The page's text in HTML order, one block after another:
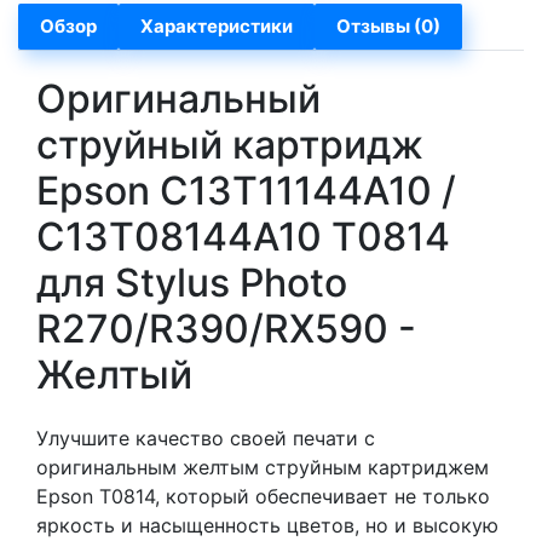
Обзор Характеристики Отзывы (0)
Оригинальный
струйный картридж
Epson C13T11144A10 /
C13T08144A10 T0814
для Stylus Photo
R270/R390/RX590 -
Желтый
Улучшите качество своей печати с
оригинальным желтым струйным картриджем
Epson T0814, который обеспечивает не только
яркость и насыщенность цветов, но и высокую